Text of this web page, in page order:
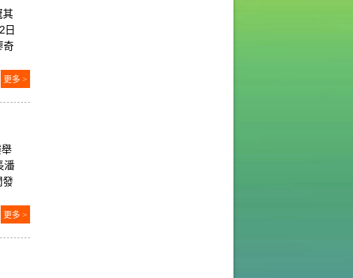
其
日
奇
更多 >
潘
發
更多 >